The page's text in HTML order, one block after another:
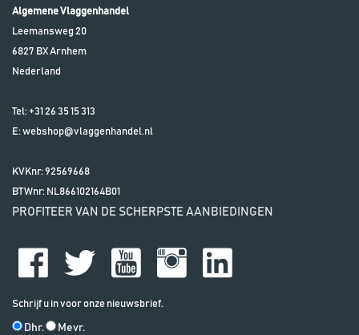
Algemene Vlaggenhandel
Leemansweg 20
6827 BXArnhem
Nederland
Tel: +31 26 35 15 313
E:webshop@vlaggenhandel.nl
KVKnr: 92569668
BTWnr: NL866102164B01
PROFITEER VAN DE SCHERPSTE AANBIEDINGEN
Schrijf u in voor onze nieuwsbrief.
Dhr. Mevr.